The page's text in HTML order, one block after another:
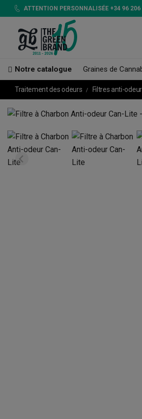
ATTENTION PERSONNALISÉE +34 96
Notre catalogue Graines de
Traitement des odeurs Filtres anti-odeur